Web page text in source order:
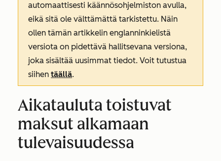
automaattisesti käännösohjelmiston avulla,
eikä sitä ole välttämättä tarkistettu. Näin
ollen tämän artikkelin englanninkielistä
versiota on pidettävä hallitsevana versiona,
joka sisältää uusimmat tiedot. Voit tutustua
siihen täällä.
Aikatauluta toistuvat
maksut alkamaan
tulevaisuudessa